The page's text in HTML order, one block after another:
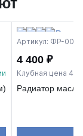
Артикул: ФР-
4 400 ₽
Клубная цена 4
Радиатор